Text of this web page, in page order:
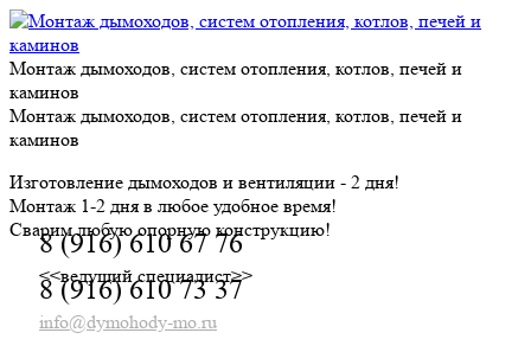
Skip
to
content
Монтаж дымоходов, систем отопления, котлов, печей и
каминов
Монтаж дымоходов, систем отопления, котлов, печей и
каминов
Изготовление дымоходов и вентиляции - 2 дня!
Монтаж 1-2 дня в любое удобное время!
Сварим любую опорную конструкцию!
8 (916) 610 67 76
<<ведущий специалист>>
8 (916) 610 73 37
info@dymohody-mo.ru